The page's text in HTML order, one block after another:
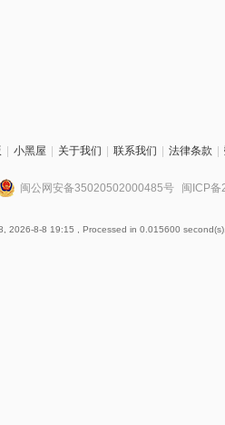
小黑屋 关于我们 联系我们 法律条款
闽公网安备35020502000485号 闽ICP
2026-8-8 19:15 , Processed in 0.015600